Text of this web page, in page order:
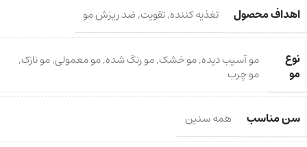
اهداف محصول تغذیه کننده,تقویت,ضد ریزش مو
نوع
مو
مو آسیب دیده,مو خشک,مو رنگ شده,مو معمولی,مو نازک,
مو چرب
سن مناسب همه سنین